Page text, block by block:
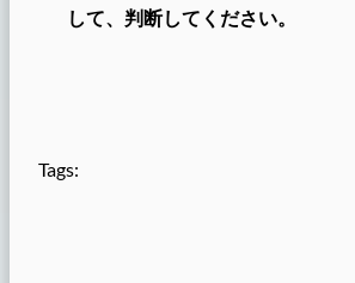
して、判断してください。
Tags: